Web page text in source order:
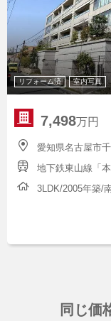
リフォーム済 室内写真
7,498万円
愛知県名古屋市
地下鉄東山線「
3LDK/2005年築/
同じ価